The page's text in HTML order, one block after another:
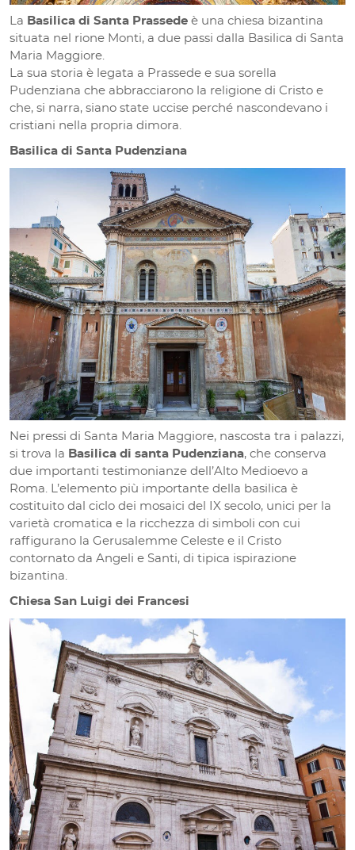
La Basilica di Santa Prassede è una chiesa bizantina
situata nel rione Monti, a due passi dalla Basilica di Santa
Maria Maggiore.
La sua storia è legata a Prassede e sua sorella
Pudenziana che abbracciarono la religione di Cristo e
che, si narra, siano state uccise perché nascondevano i
cristiani nella propria dimora.
Basilica di Santa Pudenziana
Nei pressi di Santa Maria Maggiore, nascosta tra i palazzi,
si trova la Basilica di santa Pudenziana, che conserva
due importanti testimonianze dell’Alto Medioevo a
Roma. L’elemento più importante della basilica è
costituito dal ciclo dei mosaici del IX secolo, unici per la
varietà cromatica e la ricchezza di simboli con cui
raffigurano la Gerusalemme Celeste e il Cristo
contornato da Angeli e Santi, di tipica ispirazione
bizantina.
Chiesa San Luigi dei Francesi